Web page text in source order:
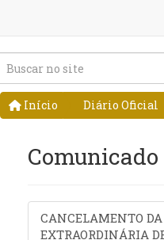
Início Diário Oficial
Comunicado
CANCELAMENTO DA
EXTRAORDINÁRIA